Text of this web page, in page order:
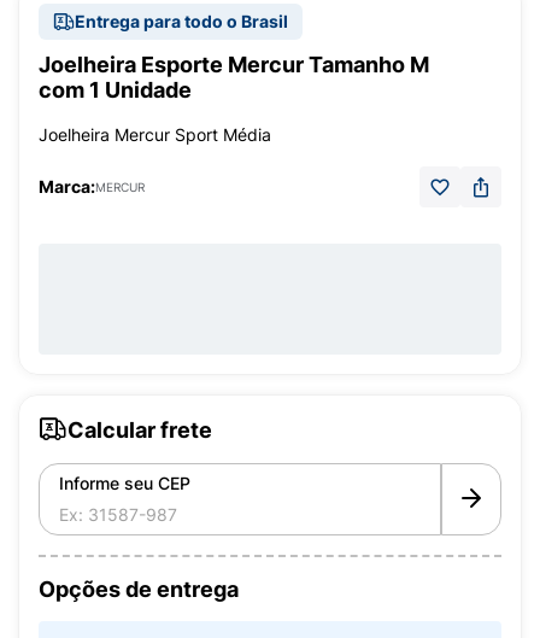
Entrega para todo o Brasil
Joelheira Esporte Mercur Tamanho M
com 1 Unidade
Joelheira Mercur Sport Média
Marca:MERCUR
Calcular frete
Informe seu CEP
Opções de entrega